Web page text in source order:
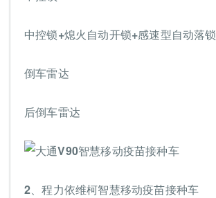
中控锁+熄火自动开锁+感速型自动落锁
倒车雷达
后倒车雷达
2、程力依维柯智慧移动疫苗接种车